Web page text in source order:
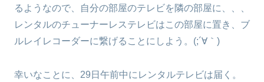
るようなので、自分の部屋のテレビを隣の部屋に、、、
レンタルのチューナーレステレビはこの部屋に置き、ブ
ルレイレコーダーに繋げることにしよう。(;´∀｀)
幸いなことに、29日午前中にレンタルテレビは届く。